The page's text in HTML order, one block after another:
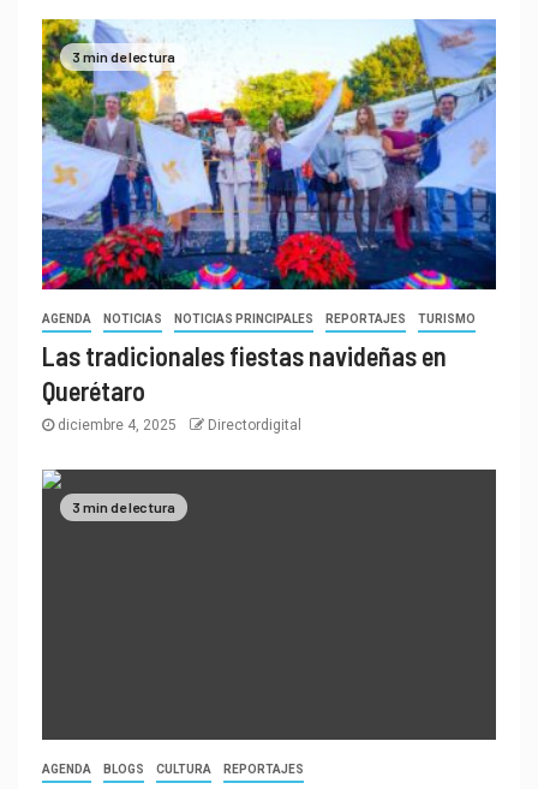
3 min de lectura
AGENDA NOTICIAS NOTICIAS PRINCIPALES REPORTAJES TURISMO
Las tradicionales fiestas navideñas en
Querétaro
diciembre 4, 2025 Directordigital
3 min de lectura
AGENDA BLOGS CULTURA REPORTAJES